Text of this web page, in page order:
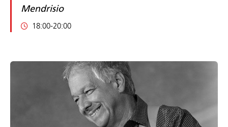
Mendrisio
18:00-20:00